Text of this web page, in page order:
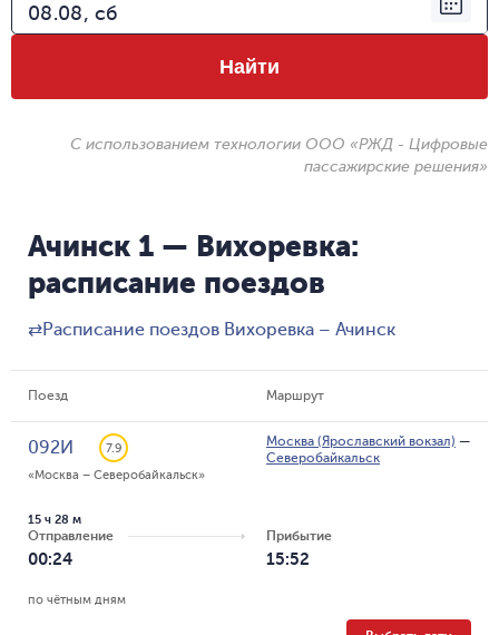
Найти
С использованием технологии ООО «РЖД - Цифровые
пассажирские решения»
Ачинск 1 — Вихоревка:
расписание поездов
⇄Расписание поездов Вихоревка – Ачинск
Поезд Маршрут
092И
7.9
«Москва – Северобайкальск»
Москва (Ярославский вокзал) —
Северобайкальск
Отправление
00:24
15 ч 28 м
Прибытие
15:52
по чётным дням